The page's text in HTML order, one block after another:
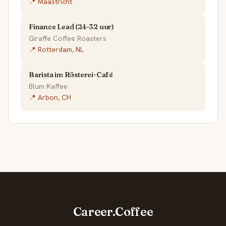
Finance Lead (24-32 uur)
Giraffe Coffee Roasters
📍 Rotterdam, NL
Barista im Rösterei-Café
Blum Kaffee
📍 Arbon, CH
Career.Coffee